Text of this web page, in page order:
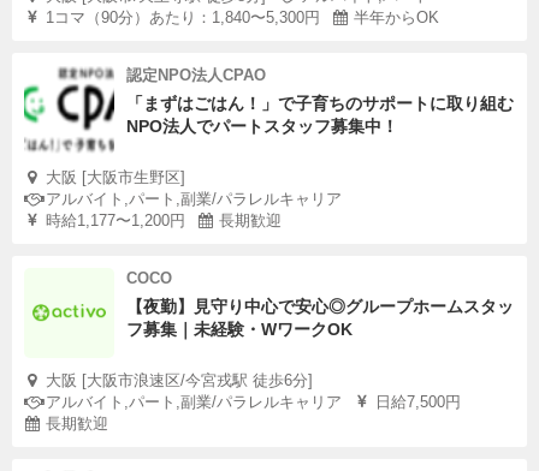
1コマ（90分）あたり：1,840〜5,300円
半年からOK
認定NPO法人CPAO
「まずはごはん！」で子育ちのサポートに取り組む
NPO法人でパートスタッフ募集中！
大阪 [大阪市生野区]
アルバイト,パート,副業/パラレルキャリア
時給1,177〜1,200円
長期歓迎
COCO
【夜勤】見守り中心で安心◎グループホームスタッ
フ募集｜未経験・WワークOK
大阪 [大阪市浪速区/今宮戎駅 徒歩6分]
アルバイト,パート,副業/パラレルキャリア
日給7,500円
長期歓迎